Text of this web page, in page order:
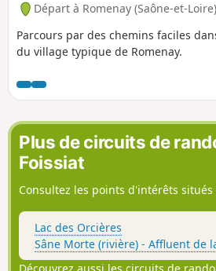
Départ à Romenay (Saône-et-Loire)
Parcours par des chemins faciles
du village typique de Romenay.
Plus de circuits de
Foissiat
Consultez les points d'intérêts
Lac des Orcières
Sâne Morte (rivière) - Affluent de